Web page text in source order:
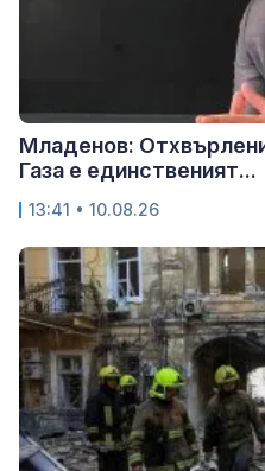
Младенов:
Газа е единственият...
13:41 • 10.08.26